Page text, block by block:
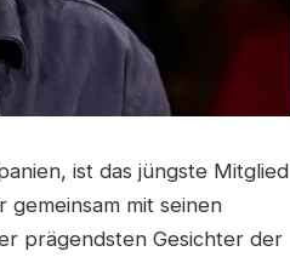
ist das jüngste Mitglied
gemeinsam mit seinen
prägendsten Gesichter der